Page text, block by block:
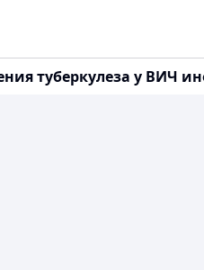
туберкулеза у ВИЧ